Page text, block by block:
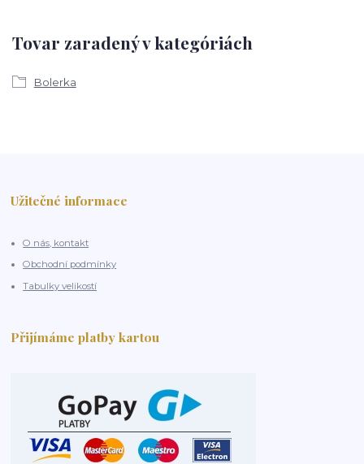
Tovar zaradený v kategóriách
Bolerka
Užitečné informace
O nás, kontakt
Obchodní podmínky
Tabulky velikostí
Přijímáme platby kartou